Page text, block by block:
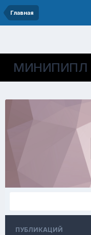
Главная
МИНИПИПЛ
ПУБЛИКАЦИЙ